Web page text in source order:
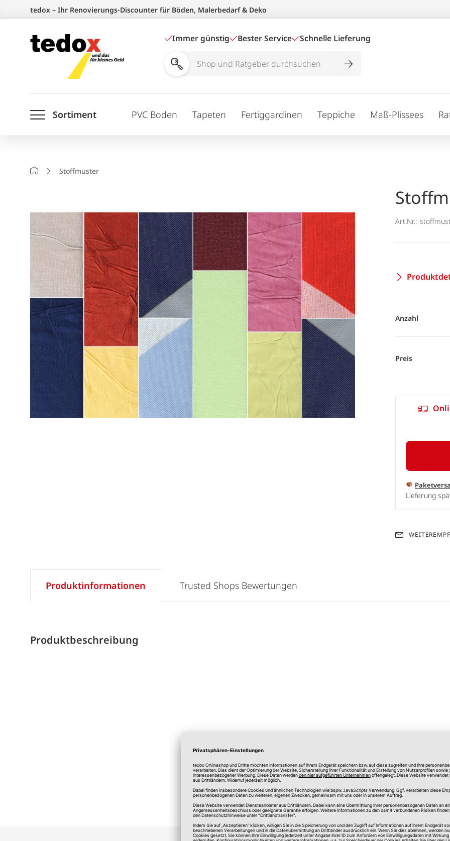
springen
tedox – Ihr Renovierungs-Discounter für Böden, Malerbedarf & Deko
Immer günstig Bester Service Schnelle Lieferung
Shop
durchsuchen
Sortiment PVC Boden Tapeten Fertiggardinen Teppiche Maß-Plissees
StartseiteStoffmuster
Art.Nr.:
Anzahl
Preis
Lieferung
Produktinformationen
Produktbeschreibung
Trusted Shops Bewertungen
*Alle Preise in Euro, inkl. gesetzlicher Mehrwertsteuer, zzgl.